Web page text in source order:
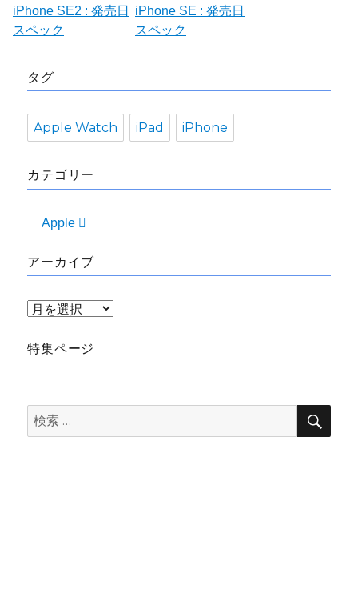
iPhone SE2 : 発売日
スペック
iPhone SE : 発売日
スペック
タグ
Apple Watch iPad iPhone
カテゴリー
Apple 
アーカイブ
ア
カ
特集ページ
検
索:
検